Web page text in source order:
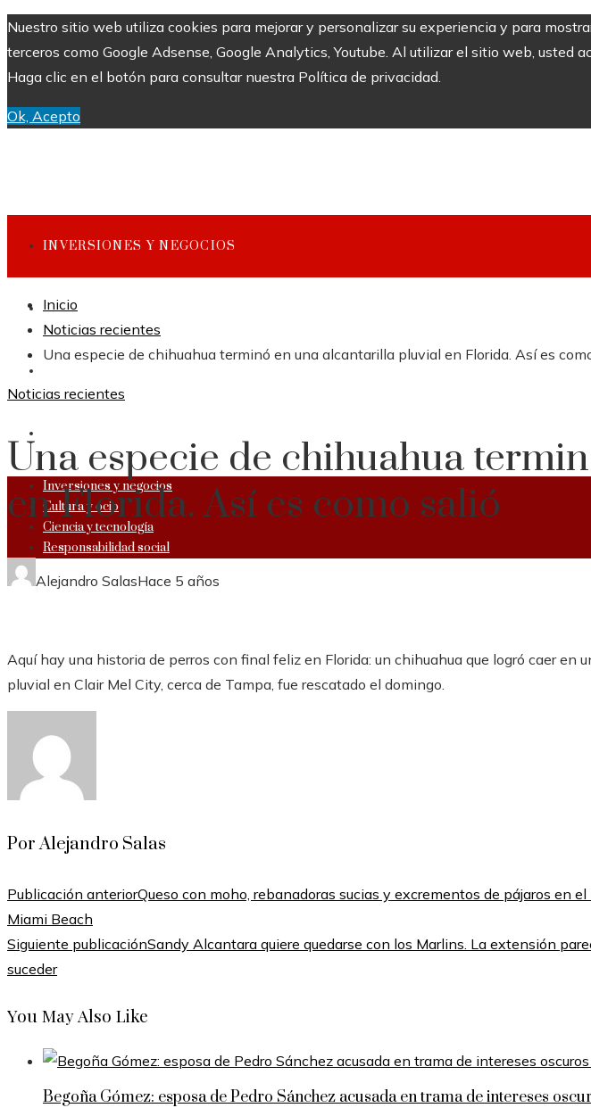
Nuestro sitio web utiliza cookies para mejorar y personalizar su experiencia y para
terceros como Google Adsense, Google Analytics, Youtube. Al utilizar el sitio web, usted
Haga clic en el botón para consultar nuestra Política de privacidad.
Ok, Acepto
INVERSIONES Y NEGOCIOS
CULTURA Y OCIO
Inversiones y negocios
Cultura y ocio
Ciencia y tecnología
Responsabilidad social
Inicio
Noticias recientes
Una especie de chihuahua terminó en una alcantarilla pluvial en Florida. Así es
Noticias recientes
Una especie de chihuahua
en Florida. Así es como salió
Alejandro SalasHace 5 años
Aquí hay una historia de perros con final feliz en Florida: un chihuahua que logró caer en
pluvial en Clair Mel City, cerca de Tampa, fue rescatado el domingo.
Por Alejandro Salas
Publicación anteriorQueso con moho, rebanadoras sucias y excrementos de pájaros en
Miami Beach
Siguiente publicaciónSandy Alcantara quiere quedarse con los Marlins. La extensión
suceder
You May Also Like
Begoña Gómez: esposa de Pedro Sánchez acusada en trama de intereses